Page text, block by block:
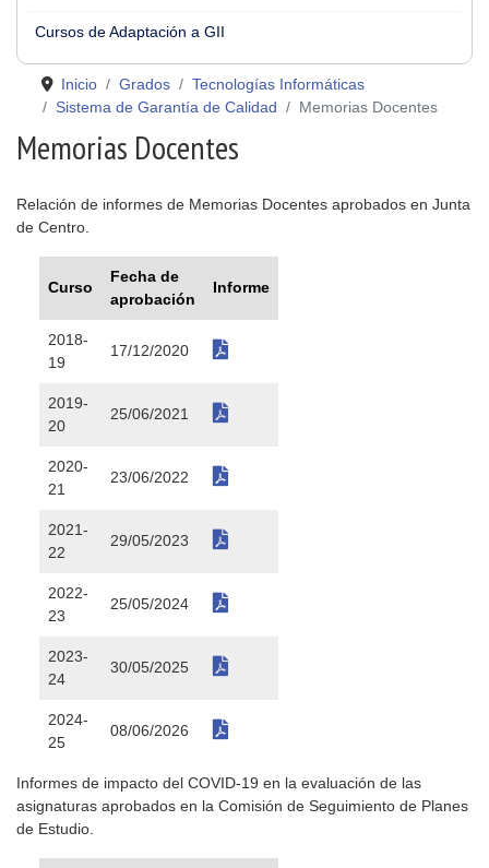
Cursos de Adaptación a GII
Inicio Grados
Tecnologías Informáticas
Sistema de Garantía de Calidad
Memorias Docentes
Memorias Docentes
Relación de informes de Memorias Docentes aprobados en Junta
de Centro.
Curso
Fecha de
aprobación
Informe
2018-
19
17/12/2020
2019-
20
25/06/2021
2020-
21
23/06/2022
2021-
22
29/05/2023
2022-
23
25/05/2024
2023-
24
30/05/2025
2024-
25
08/06/2026
Informes de impacto del COVID-19 en la evaluación de las
asignaturas aprobados en la Comisión de Seguimiento de Planes
de Estudio.